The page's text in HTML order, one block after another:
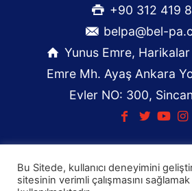
+90 312 419
belpa@bel-
Yunus Emre, Harikalar
Emre Mh. Ayaş Ankara
Evler NO: 300,
© 2026 Belpa. Tüm
Bu Sitede, kullanıcı deneyimini
sitesinin verimli çalışmasını